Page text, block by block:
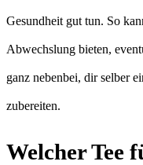
Gesundheit gut tun. So
Abwechslung bieten,
ganz nebenbei, dir selber
zubereiten.
Welcher Tee